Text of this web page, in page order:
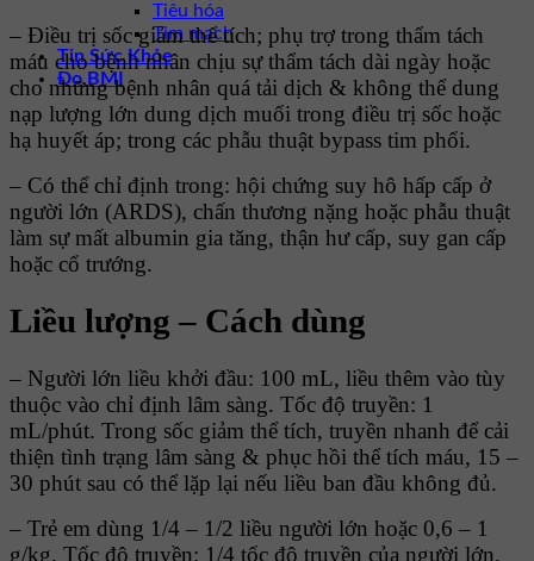
Tiêu hóa
Tim mạch
Tin Sức Khỏe
Đo BMI
– Ðiều trị sốc giảm thể tích; phụ trợ trong thẩm tách
máu cho bệnh nhân chịu sự thẩm tách dài ngày hoặc
cho những bệnh nhân quá tải dịch & không thể dung
nạp lượng lớn dung dịch muối trong điều trị sốc hoặc
hạ huyết áp; trong các phẫu thuật bypass tim phổi.
– Có thể chỉ định trong: hội chứng suy hô hấp cấp ở
người lớn (ARDS), chấn thương nặng hoặc phẫu thuật
làm sự mất albumin gia tăng, thận hư cấp, suy gan cấp
hoặc cổ trướng.
Liều lượng – Cách dùng
– Người lớn liều khởi đầu: 100 mL, liều thêm vào tùy
thuộc vào chỉ định lâm sàng. Tốc độ truyền: 1
mL/phút. Trong sốc giảm thể tích, truyền nhanh để cải
thiện tình trạng lâm sàng & phục hồi thể tích máu, 15 –
30 phút sau có thể lặp lại nếu liều ban đầu không đủ.
– Trẻ em dùng 1/4 – 1/2 liều người lớn hoặc 0,6 – 1
g/kg. Tốc độ truyền: 1/4 tốc độ truyền của người lớn.